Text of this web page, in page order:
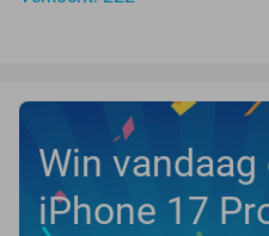
Win
iPhone 17